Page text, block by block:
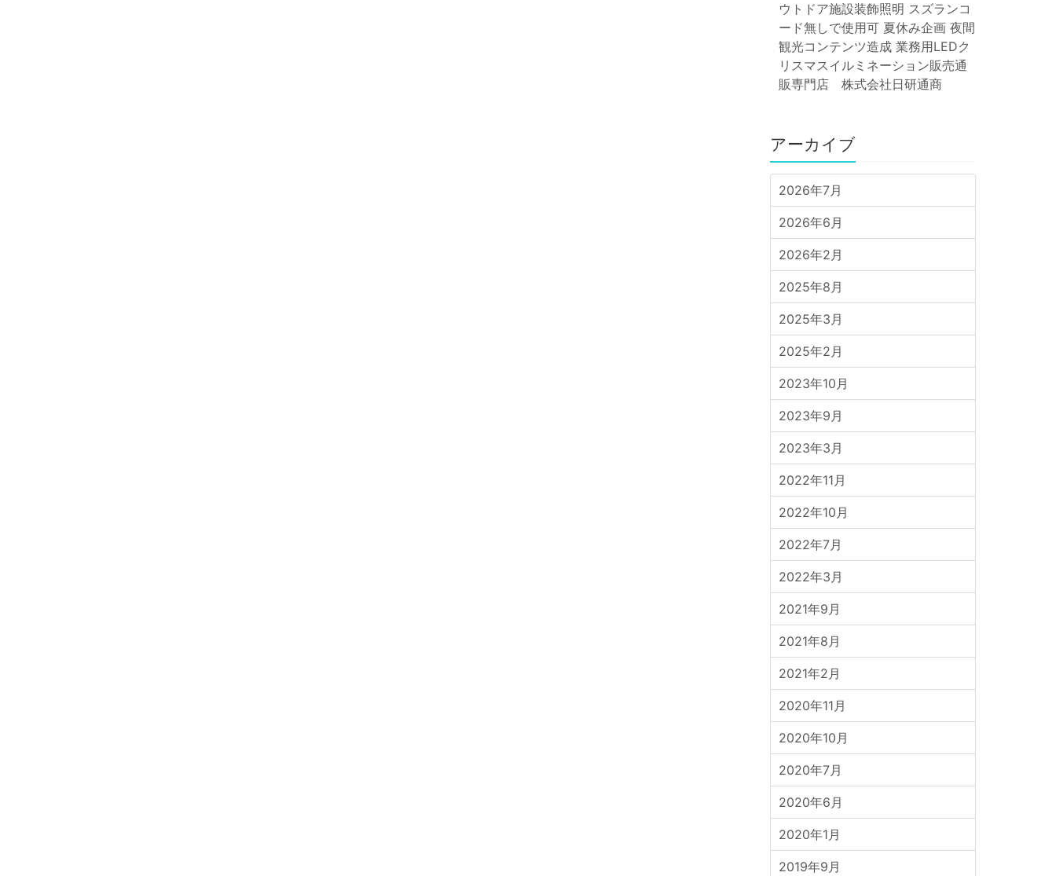
ウトドア施設装飾照明 スズランコ
ード無しで使用可 夏休み企画 夜間
観光コンテンツ造成 業務用LEDク
リスマスイルミネーション販売通
販専門店 株式会社日研通商
アーカイブ
2026年7月
2026年6月
2026年2月
2025年8月
2025年3月
2025年2月
2023年10月
2023年9月
2023年3月
2022年11月
2022年10月
2022年7月
2022年3月
2021年9月
2021年8月
2021年2月
2020年11月
2020年10月
2020年7月
2020年6月
2020年1月
2019年9月